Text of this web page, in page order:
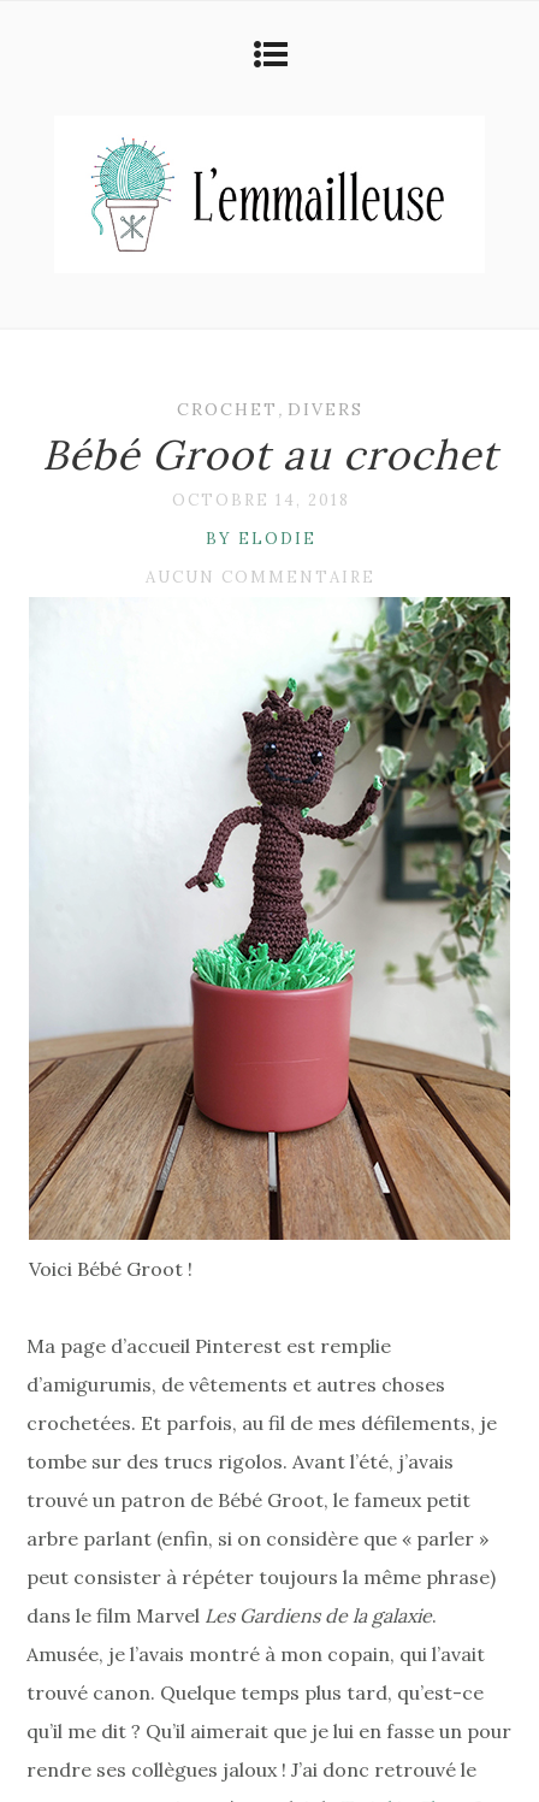
CROCHET , DIVERS
Bébé Groot au crochet
OCTOBRE 14, 2018
BY ELODIE
AUCUN COMMENTAIRE
Voici Bébé Groot !
Ma page d’accueil Pinterest est remplie
d’amigurumis, de vêtements et autres choses
crochetées. Et parfois, au fil de mes défilements, je
tombe sur des trucs rigolos. Avant l’été, j’avais
trouvé un patron de Bébé Groot, le fameux petit
arbre parlant (enfin, si on considère que « parler »
peut consister à répéter toujours la même phrase)
dans le film Marvel Les Gardiens de la galaxie.
Amusée, je l’avais montré à mon copain, qui l’avait
trouvé canon. Quelque temps plus tard, qu’est-ce
qu’il me dit ? Qu’il aimerait que je lui en fasse un pour
rendre ses collègues jaloux ! J’ai donc retrouvé le